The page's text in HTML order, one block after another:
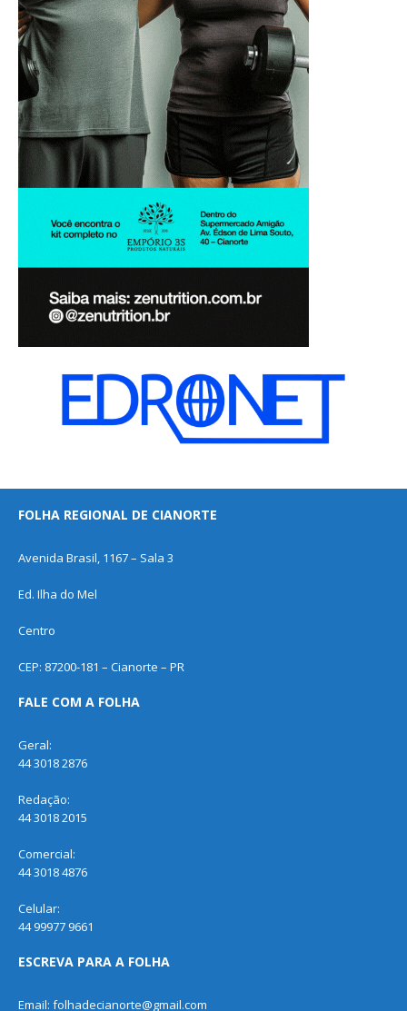
FOLHA REGIONAL DE CIANORTE
Avenida Brasil, 1167 – Sala 3
Ed. Ilha do Mel
Centro
CEP: 87200-181 – Cianorte – PR
FALE COM A FOLHA
Geral:
44 3018 2876
Redação:
44 3018 2015
Comercial:
44 3018 4876
Celular:
44 99977 9661
ESCREVA PARA A FOLHA
Email: folhadecianorte@gmail.com